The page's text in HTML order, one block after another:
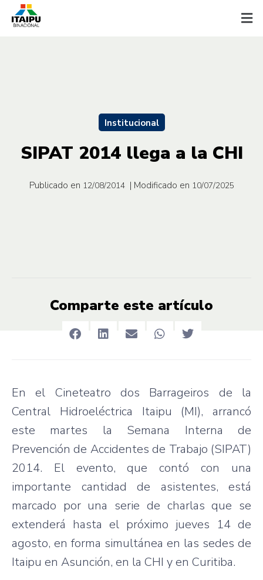
Institucional
SIPAT 2014 llega a la CHI
Publicado en 12/08/2014 | Modificado en 10/07/2025
Comparte este artículo
En el Cineteatro dos Barrageiros de la
Central Hidroeléctrica Itaipu (MI), arrancó
este martes la Semana Interna de
Prevención de Accidentes de Trabajo (SIPAT)
2014. El evento, que contó con una
importante cantidad de asistentes, está
marcado por una serie de charlas que se
extenderá hasta el próximo jueves 14 de
agosto, en forma simultánea en las sedes de
Itaipu en Asunción, en la CHI y en Curitiba.